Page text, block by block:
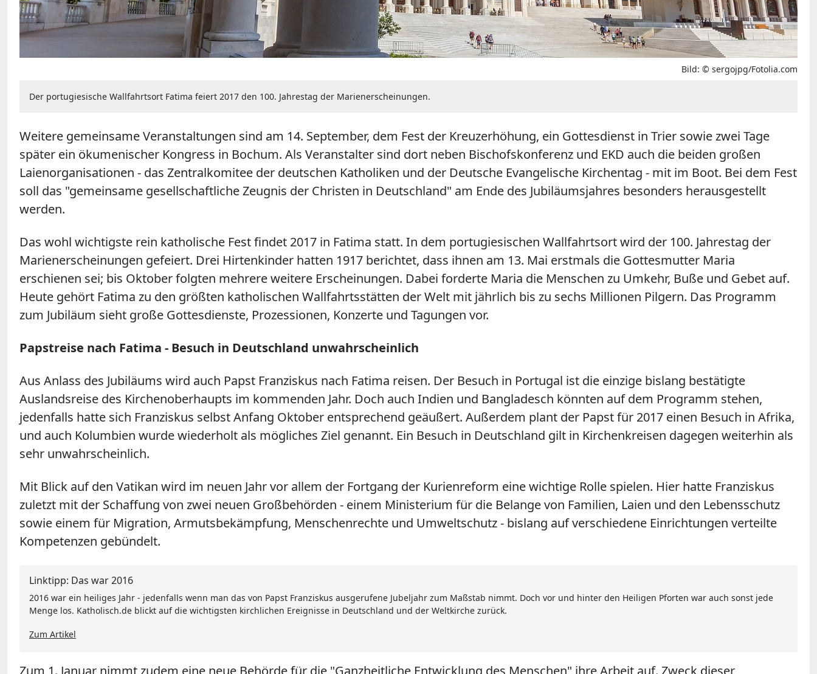
Bild: © sergojpg/Fotolia.com
Der portugiesische Wallfahrtsort Fatima feiert 2017 den 100. Jahrestag der Marienerscheinungen.
Weitere gemeinsame Veranstaltungen sind am 14. September, dem Fest der Kreuzerhöhung, ein Gottesdienst in Trier sowie zwei Tage
später ein ökumenischer Kongress in Bochum. Als Veranstalter sind dort neben Bischofskonferenz und EKD auch die beiden großen
Laienorganisationen - das Zentralkomitee der deutschen Katholiken und der Deutsche Evangelische Kirchentag - mit im Boot. Bei dem Fest
soll das "gemeinsame gesellschaftliche Zeugnis der Christen in Deutschland" am Ende des Jubiläumsjahres besonders herausgestellt
werden.
Das wohl wichtigste rein katholische Fest findet 2017 in Fatima statt. In dem portugiesischen Wallfahrtsort wird der 100. Jahrestag der
Marienerscheinungen gefeiert. Drei Hirtenkinder hatten 1917 berichtet, dass ihnen am 13. Mai erstmals die Gottesmutter Maria
erschienen sei; bis Oktober folgten mehrere weitere Erscheinungen. Dabei forderte Maria die Menschen zu Umkehr, Buße und Gebet auf.
Heute gehört Fatima zu den größten katholischen Wallfahrtsstätten der Welt mit jährlich bis zu sechs Millionen Pilgern. Das Programm
zum Jubiläum sieht große Gottesdienste, Prozessionen, Konzerte und Tagungen vor.
Papstreise nach Fatima - Besuch in Deutschland unwahrscheinlich
Aus Anlass des Jubiläums wird auch Papst Franziskus nach Fatima reisen. Der Besuch in Portugal ist die einzige bislang bestätigte
Auslandsreise des Kirchenoberhaupts im kommenden Jahr. Doch auch Indien und Bangladesch könnten auf dem Programm stehen,
jedenfalls hatte sich Franziskus selbst Anfang Oktober entsprechend geäußert. Außerdem plant der Papst für 2017 einen Besuch in Afrika,
und auch Kolumbien wurde wiederholt als mögliches Ziel genannt. Ein Besuch in Deutschland gilt in Kirchenkreisen dagegen weiterhin als
sehr unwahrscheinlich.
Mit Blick auf den Vatikan wird im neuen Jahr vor allem der Fortgang der Kurienreform eine wichtige Rolle spielen. Hier hatte Franziskus
zuletzt mit der Schaffung von zwei neuen Großbehörden - einem Ministerium für die Belange von Familien, Laien und den Lebensschutz
sowie einem für Migration, Armutsbekämpfung, Menschenrechte und Umweltschutz - bislang auf verschiedene Einrichtungen verteilte
Kompetenzen gebündelt.
Linktipp: Das war 2016
2016 war ein heiliges Jahr - jedenfalls wenn man das von Papst Franziskus ausgerufene Jubeljahr zum Maßstab nimmt. Doch vor und hinter den Heiligen Pforten war auch sonst jede
Menge los. Katholisch.de blickt auf die wichtigsten kirchlichen Ereignisse in Deutschland und der Weltkirche zurück.
Zum Artikel
Zum 1. Januar nimmt zudem eine neue Behörde für die "Ganzheitliche Entwicklung des Menschen" ihre Arbeit auf. Zweck dieser